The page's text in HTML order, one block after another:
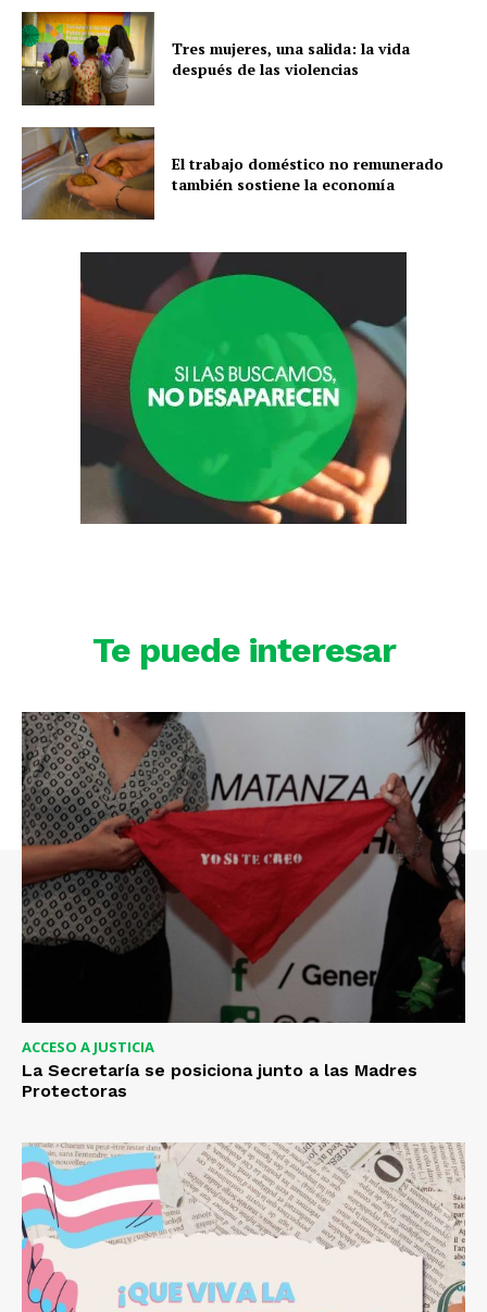
Tres mujeres, una salida: la vida
después de las violencias
El trabajo doméstico no remunerado
también sostiene la economía
Te puede interesar
ACCESO A JUSTICIA
La Secretaría se posiciona junto a las Madres
Protectoras